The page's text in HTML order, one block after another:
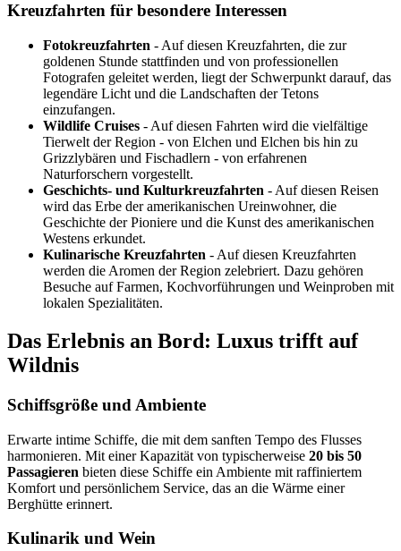
Kreuzfahrten für besondere Interessen
Fotokreuzfahrten - Auf diesen Kreuzfahrten, die zur
goldenen Stunde stattfinden und von professionellen
Fotografen geleitet werden, liegt der Schwerpunkt darauf, das
legendäre Licht und die Landschaften der Tetons
einzufangen.
Wildlife Cruises - Auf diesen Fahrten wird die vielfältige
Tierwelt der Region - von Elchen und Elchen bis hin zu
Grizzlybären und Fischadlern - von erfahrenen
Naturforschern vorgestellt.
Geschichts- und Kulturkreuzfahrten - Auf diesen Reisen
wird das Erbe der amerikanischen Ureinwohner, die
Geschichte der Pioniere und die Kunst des amerikanischen
Westens erkundet.
Kulinarische Kreuzfahrten - Auf diesen Kreuzfahrten
werden die Aromen der Region zelebriert. Dazu gehören
Besuche auf Farmen, Kochvorführungen und Weinproben mit
lokalen Spezialitäten.
Das Erlebnis an Bord: Luxus trifft auf
Wildnis
Schiffsgröße und Ambiente
Erwarte intime Schiffe, die mit dem sanften Tempo des Flusses
harmonieren. Mit einer Kapazität von typischerweise 20 bis 50
Passagieren bieten diese Schiffe ein Ambiente mit raffiniertem
Komfort und persönlichem Service, das an die Wärme einer
Berghütte erinnert.
Kulinarik und Wein